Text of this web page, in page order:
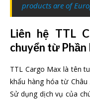
products are of
Liên hệ TTL
chuyển từ Phần
TTL Cargo Max là tên
khẩu hàng hóa từ
Sử dụng dịch vụ của